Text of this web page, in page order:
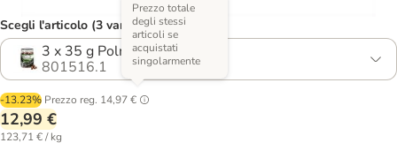
Scegli l'articolo (3 varianti)
3 x 35 g Polmone di Agnello
801516.1
-13.23% Prezzo reg. 14,97 €
Prezzo totale
degli stessi
articoli se
acquistati
singolarmente
12,99 €
123,71 € / kg